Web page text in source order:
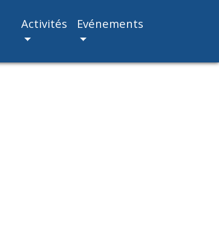
Activités Evénements